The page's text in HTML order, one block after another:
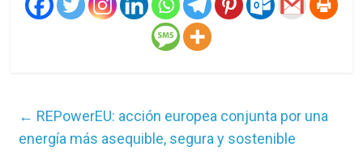
← REPowerEU: acción europea conjunta por una
energía más asequible, segura y sostenible